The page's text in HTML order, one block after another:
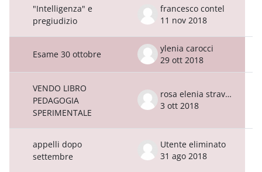
"Intelligenza" e
pregiudizio
francesco contel
11 nov 2018
Esame 30 ottobre
ylenia carocci
29 ott 2018
VENDO LIBRO
PEDAGOGIA
SPERIMENTALE
rosa elenia stravato
3 ott 2018
appelli dopo
settembre
Utente eliminato
31 ago 2018